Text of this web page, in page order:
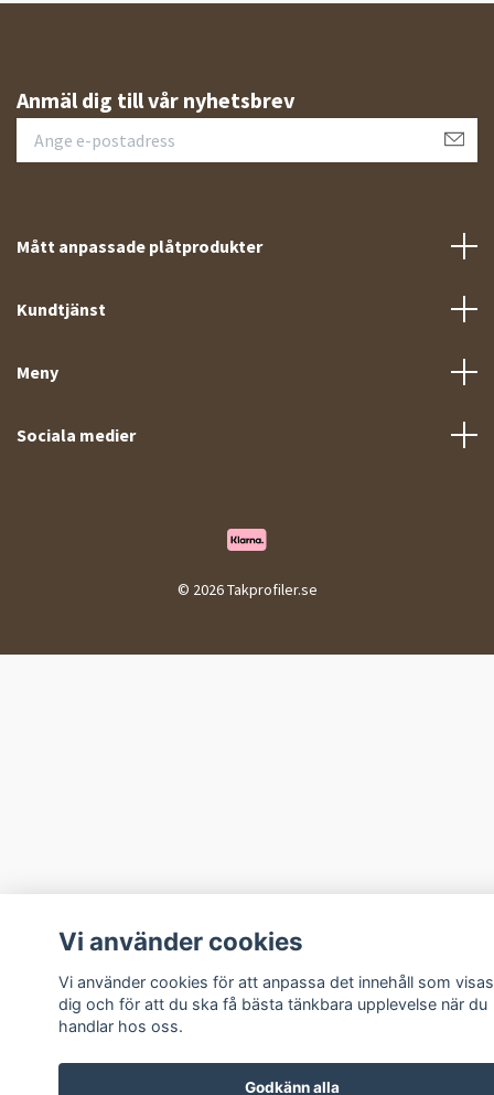
Anmäl dig till vår nyhetsbrev
Mått anpassade plåtprodukter
Kundtjänst
Meny
Sociala medier
© 2026 Takprofiler.se
Vi använder cookies
Vi använder cookies för att anpassa det innehåll som
dig och för att du ska få bästa tänkbara upplevelse när du
handlar hos oss.
Godkänn alla